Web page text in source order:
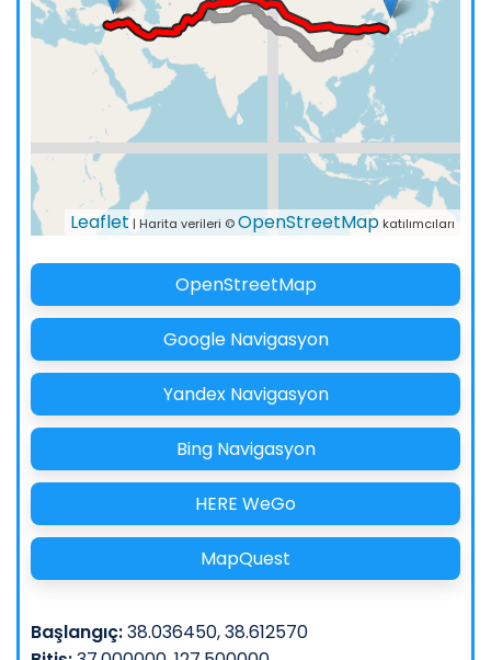
Leaflet | Harita verileri ©OpenStreetMap katılımcıları
OpenStreetMap
Google Navigasyon
Yandex Navigasyon
Bing Navigasyon
HERE WeGo
MapQuest
Başlangıç:38.036450, 38.612570